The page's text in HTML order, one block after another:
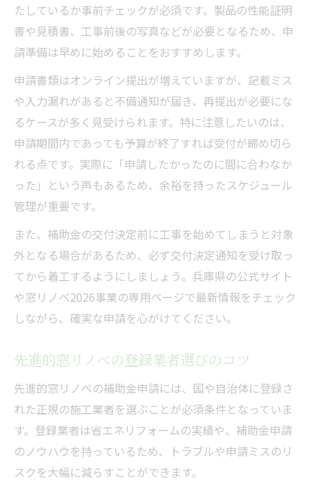
たしているか事前チェックが必須です。製品の性能証明
書や見積書、工事前後の写真などが必要となるため、申
請準備は早めに始めることをおすすめします。
申請書類はオンライン提出が増えていますが、記載ミス
や入力漏れがあると不備通知が届き、再提出が必要にな
るケースが多く見受けられます。特に注意したいのは、
申請期間内であっても予算が終了すれば受付が締め切ら
れる点です。実際に「申請したかったのに間に合わなか
った」という声もあるため、余裕を持ったスケジュール
管理が重要です。
また、補助金の交付決定前に工事を始めてしまうと対象
外となる場合があるため、必ず交付決定通知を受け取っ
てから着工するようにしましょう。兵庫県の公式サイト
や窓リノベ2026事業の専用ページで最新情報をチェック
しながら、確実な申請を心がけてください。
先進的窓リノベの登録業者選びのコツ
先進的窓リノベの補助金申請には、国や自治体に登録さ
れた正規の施工業者を選ぶことが必須条件となっていま
す。登録業者は省エネリフォームの実績や、補助金申請
のノウハウを持っているため、トラブルや申請ミスのリ
スクを大幅に減らすことができます。